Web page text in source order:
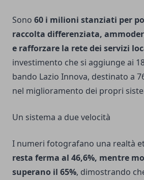
Sono 60 i milioni stanziati per
raccolta differenziata,
e rafforzare la rete dei servizi
investimento che si aggiunge ai
bando Lazio Innova, destinato a
nel miglioramento dei propri
Un sistema a due velocità
I numeri fotografano una realtà
resta ferma al 46,6%, mentre
superano il 65%, dimostrando